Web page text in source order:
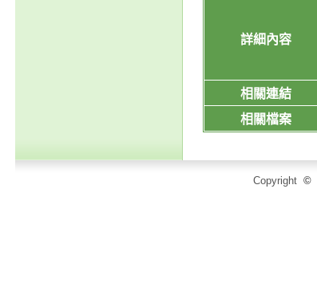
詳細內容
相關連結
相關檔案
Copyright ©